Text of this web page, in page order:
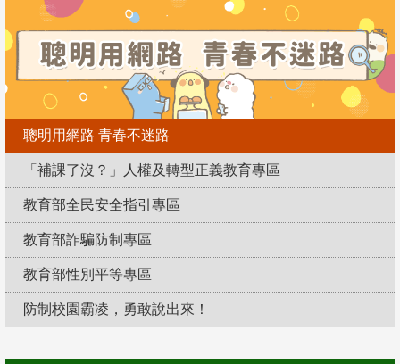
聰明用網路 青春不迷路
「補課了沒？」人權及轉型正義教育專區
教育部全民安全指引專區
教育部詐騙防制專區
教育部性別平等專區
防制校園霸凌，勇敢說出來！